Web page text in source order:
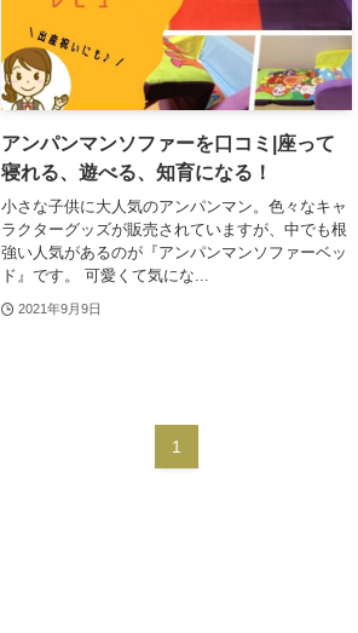
アンパンマンソファーを口コミ|座って
寝れる、遊べる、知育になる！
小さな子供に大人気のアンパンマン。色々なキャ
ラクターグッズが販売されていますが、中でも根
強い人気があるのが『アンパンマンソファーベッ
ド』です。 可愛くて気にな...
2021年9月9日
1